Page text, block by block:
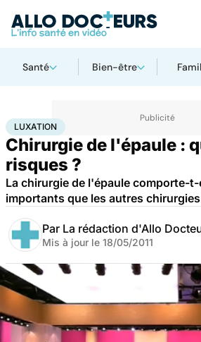
Santé Bien-être
AccueilSantéMaladies
LUXATION
Chirurgie de l'épaule :
risques ?
La chirurgie de l'épaule comporte-
importants que les autres chirurgies
Par La rédaction d'Allo
Mis à jour le 18/05/2011